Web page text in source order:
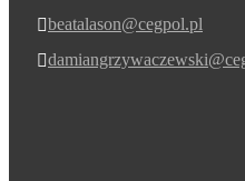
beatalason@cegpol.pl
